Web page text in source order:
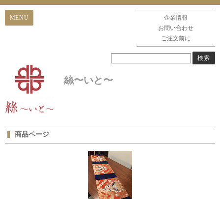
企業情報
お問い合わせ
ご注文前に
絲〜いと〜
商品ページ